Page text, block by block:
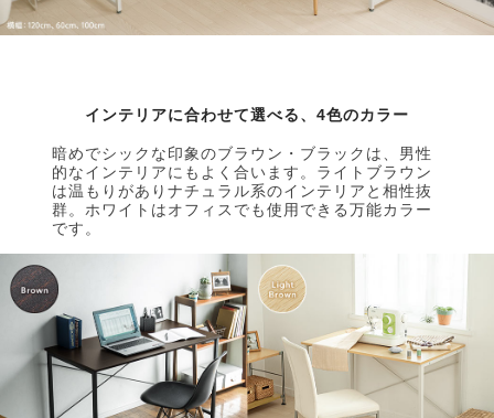
インテリアに合わせて選べる、4色のカラー
暗めでシックな印象のブラウン・ブラックは、男性
的なインテリアにもよく合います。ライトブラウン
は温もりがありナチュラル系のインテリアと相性抜
群。ホワイトはオフィスでも使用できる万能カラー
です。